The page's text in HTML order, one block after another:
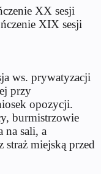
XX sesji
XIX sesji
ws. prywatyzacji
przy
opozycji.
burmistrzowie
na sali, a
miejską przed